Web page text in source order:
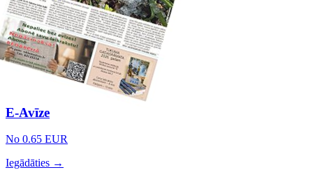
E-Avīze
No 0.65 EUR
Iegādāties →